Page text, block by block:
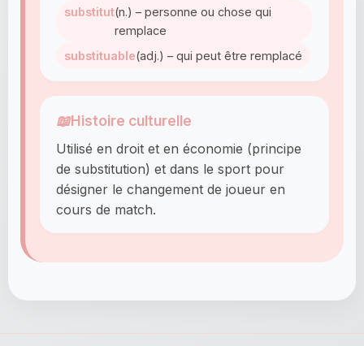
substitut(n.) – personne ou chose qui
remplace
substituable(adj.) – qui peut être remplacé
📖Histoire culturelle
Utilisé en droit et en économie (principe
de substitution) et dans le sport pour
désigner le changement de joueur en
cours de match.